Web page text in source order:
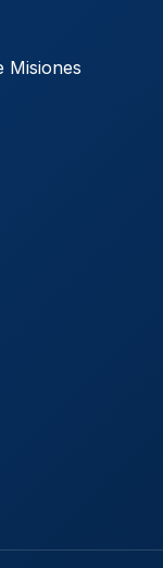
Misiones